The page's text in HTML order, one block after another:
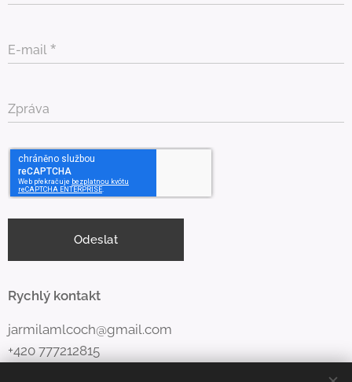
E-mail
Zpráva
Odeslat
Rychlý kontakt
jarmilamlcoch@gmail.com
+420 777212815